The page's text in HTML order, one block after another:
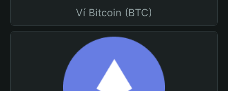
Ví Bitcoin (BTC)